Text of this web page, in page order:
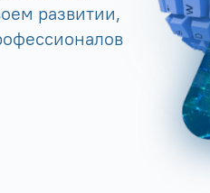
развитии,